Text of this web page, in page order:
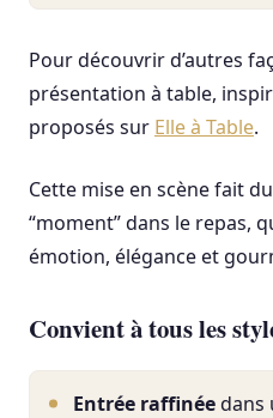
Pour découvrir d’autres
présentation à table,
proposés sur Elle à Table.
Cette mise en scène fait
“moment” dans le repas,
émotion, élégance et
Convient à tous les
Entrée raffinéedans